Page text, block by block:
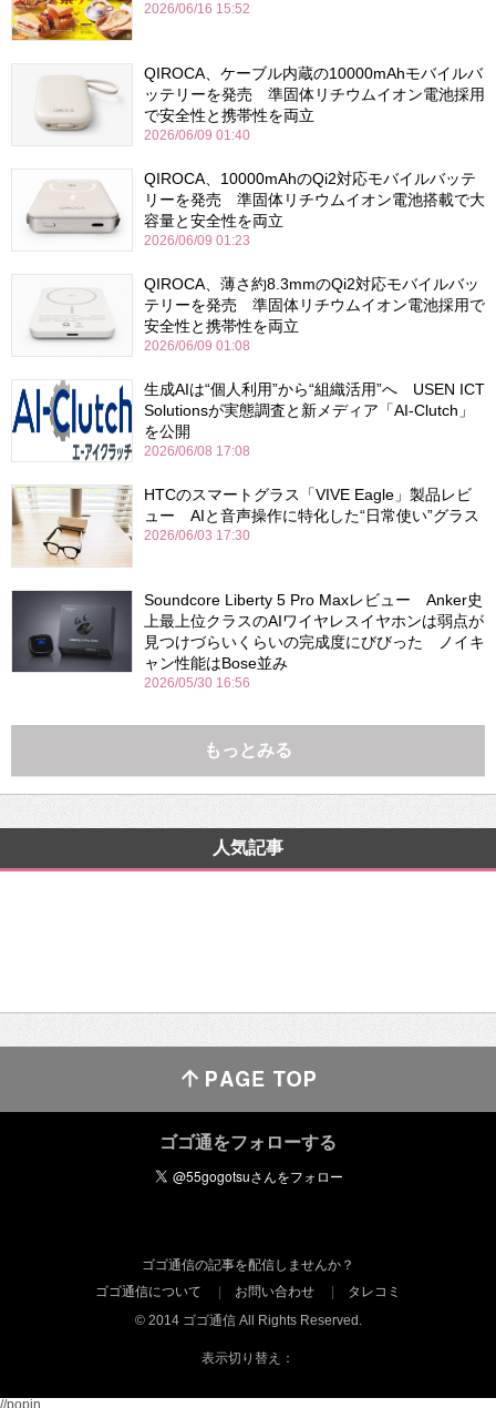
2026/06/16 15:52
QIROCA、ケーブル内蔵の10000mAhモバイルバ
ッテリーを発売 準固体リチウムイオン電池採用
で安全性と携帯性を両立
2026/06/09 01:40
QIROCA、10000mAhのQi2対応モバイルバッテ
リーを発売 準固体リチウムイオン電池搭載で大
容量と安全性を両立
2026/06/09 01:23
QIROCA、薄さ約8.3mmのQi2対応モバイルバッ
テリーを発売 準固体リチウムイオン電池採用で
安全性と携帯性を両立
2026/06/09 01:08
生成AIは“個人利用”から“組織活用”へ USEN ICT
Solutionsが実態調査と新メディア「AI-Clutch」
を公開
2026/06/08 17:08
HTCのスマートグラス「VIVE Eagle」製品レビ
ュー AIと音声操作に特化した“日常使い”グラス
2026/06/03 17:30
Soundcore Liberty 5 Pro Maxレビュー Anker史
上最上位クラスのAIワイヤレスイヤホンは弱点が
見つけづらいくらいの完成度にびびった ノイキ
ャン性能はBose並み
2026/05/30 16:56
もっとみる
人気記事
ゴゴ通をフォローする
ゴゴ通信の記事を配信しませんか？
ゴゴ通信について
お問い合わせ
タレコミ
© 2014 ゴゴ通信 All Rights Reserved.
表示切り替え：